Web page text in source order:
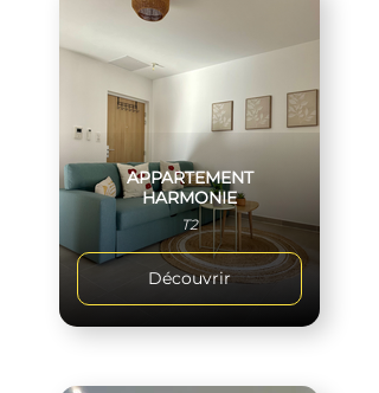
APPARTEMENT
HARMONIE
T2
Découvrir